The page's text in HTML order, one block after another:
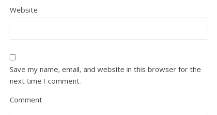
Website
Save my name, email, and website in this browser for the
next time I comment.
Comment